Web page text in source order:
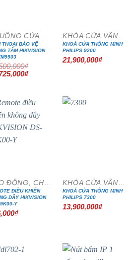
THOẠI BẢO VỆ
TÂM HIKVISION
₫
₫Giá
32,725,000₫.
KHOÁ CỬA THÔNG MINH
PHILIPS 9200
21,900,000₫
ĐIỀU KHIỂN
DÂY HIKVISION
Y
₫
KHOÁ CỬA THÔNG MINH
PHILIPS 7300
13,900,000₫